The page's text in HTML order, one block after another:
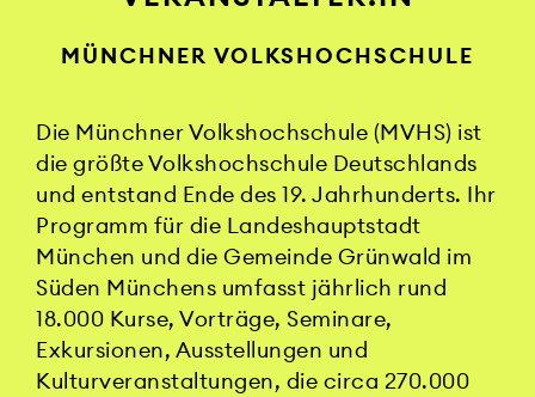
MÜNCHNER VOLKSHOCHSCHULE
Die Münchner Volkshochschule (MVHS) ist
die größte Volkshochschule Deutschlands
und entstand Ende des 19. Jahrhunderts. Ihr
Programm für die Landeshauptstadt
München und die Gemeinde Grünwald im
Süden Münchens umfasst jährlich rund
18.000 Kurse, Vorträge, Seminare,
Exkursionen, Ausstellungen und
Kulturveranstaltungen, die circa 270.000